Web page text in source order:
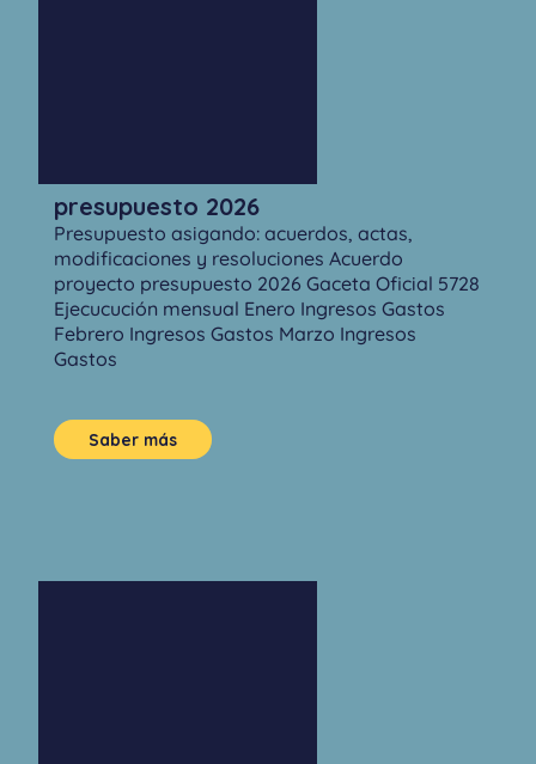
presupuesto 2026
Presupuesto asigando: acuerdos, actas,
modificaciones y resoluciones Acuerdo
proyecto presupuesto 2026 Gaceta Oficial 5728
Ejecucución mensual Enero Ingresos Gastos
Febrero Ingresos Gastos Marzo Ingresos
Gastos
Saber más